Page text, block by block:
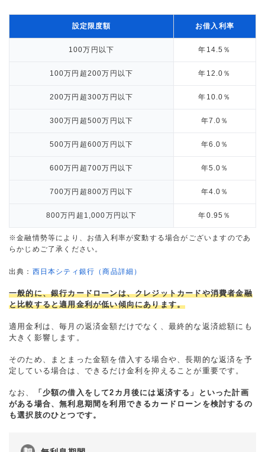
設定限度額 お借入利率
100万円以下 年14.5％
100万円超200万円以下 年12.0％
200万円超300万円以下 年10.0％
300万円超500万円以下 年7.0％
500万円超600万円以下 年6.0％
600万円超700万円以下 年5.0％
700万円超800万円以下 年4.0％
800万円超1,000万円以下 年0.95％
※金融情勢等により、お借入利率が変動する場合がございますのであ
らかじめご了承ください。
出典： 西日本シティ銀行（商品詳細）
一般的に、銀行カードローンは、クレジットカードや消費者金融
と比較すると適用金利が低い傾向にあります。
適用金利は、毎月の返済金額だけでなく、最終的な返済総額にも
大きく影響します。
そのため、まとまった金額を借入する場合や、長期的な返済を予
定している場合は、できるだけ金利を抑えることが重要です。
なお、
「少額の借入をして2カ月後には返済する」といった計画
がある場合、無利息期間を利用できるカードローンを検討するの
も選択肢のひとつです。